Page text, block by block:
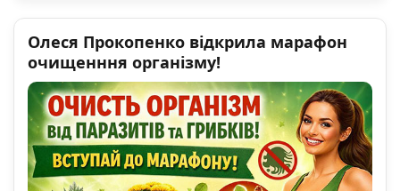
Олеся Прокопенко відкрила марафон
очищенння організму!